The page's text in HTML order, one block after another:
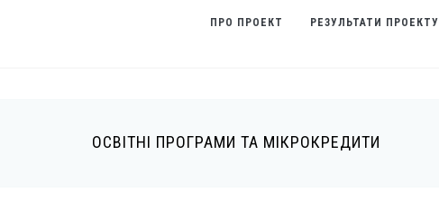
ПРО ПРОЕКТ РЕЗУЛЬТАТИ ПРОЕКТУ
ОСВІТНІ ПРОГРАМИ ТА МІКРОКРЕДИТИ
Рядок